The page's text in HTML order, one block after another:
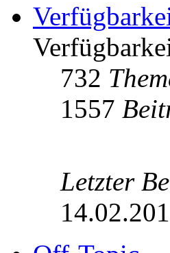
732
1557
Letzter